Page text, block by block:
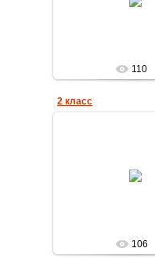
110
2 класс
2 "В" класс
106